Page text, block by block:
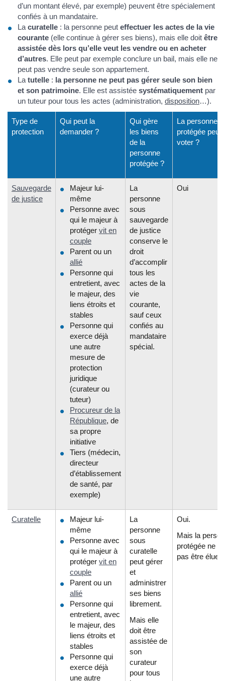
d’un montant élevé, par exemple) peuvent être spécialement
confiés à un mandataire.
La curatelle : la personne peut effectuer les actes de la vie
courante (elle continue à gérer ses biens), mais elle doit être
assistée dès lors qu’elle veut les vendre ou en acheter
d’autres. Elle peut par exemple conclure un bail, mais elle ne
peut pas vendre seule son appartement.
La tutelle : la personne ne peut pas gérer seule son bien
et son patrimoine. Elle est assistée systématiquement par
un tuteur pour tous les actes (administration, disposition…).
Type de
protection
Qui peut la
demander ?
Qui gère
les biens
de la
personne
protégée ?
La personne
protégée
voter ?
Sauvegarde
de justice
Majeur lui-
même
Personne avec
qui le majeur à
protéger vit en
couple
Parent ou un
allié
Personne qui
entretient, avec
le majeur, des
liens étroits et
stables
Personne qui
exerce déjà
une autre
mesure de
protection
juridique
(curateur ou
tuteur)
Procureur de la
République, de
sa propre
initiative
Tiers (médecin,
directeur
d’établissement
de santé, par
exemple)
La
personne
sous
sauvegarde
de justice
conserve le
droit
d’accomplir
tous les
actes de la
vie
courante,
sauf ceux
confiés au
mandataire
spécial.
Oui
Curatelle
Majeur lui-
même
Personne avec
qui le majeur à
protéger vit en
couple
Parent ou un
allié
Personne qui
entretient, avec
le majeur, des
liens étroits et
stables
Personne qui
exerce déjà
une autre
La
personne
sous
curatelle
peut gérer
et
administrer
ses biens
librement.
Mais elle
doit être
assistée de
son
curateur
pour tous
Oui.
Mais la
protégée ne
pas être élue.